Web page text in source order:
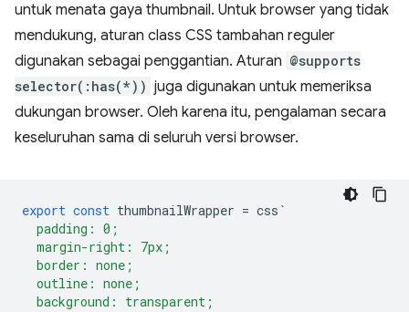
untuk menata gaya thumbnail. Untuk browser yang tidak
mendukung, aturan class CSS tambahan reguler
digunakan sebagai penggantian. Aturan @supports
selector(:has(*)) juga digunakan untuk memeriksa
dukungan browser. Oleh karena itu, pengalaman secara
keseluruhan sama di seluruh versi browser.
export const thumbnailWrapper = css `
  padding: 0;
  margin-right: 7px;
  border: none;
  outline: none;
  background: transparent;